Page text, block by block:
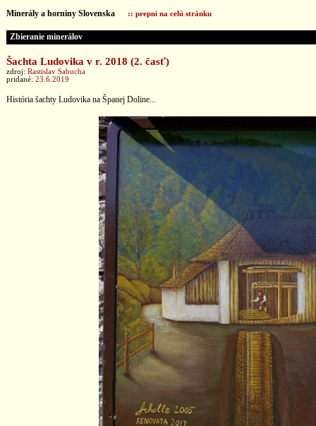
Minerály a horniny Slovenska :: prepni na celú stránku
Zbieranie minerálov
Šachta Ludovika v r. 2018 (2. časť)
zdroj: Rastislav Sabucha
pridané: 23.6.2019
História šachty Ludovika na Španej Doline...